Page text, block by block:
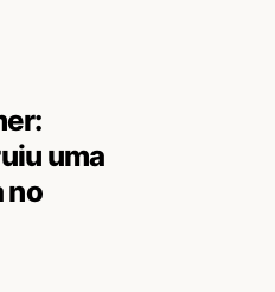
uma
no